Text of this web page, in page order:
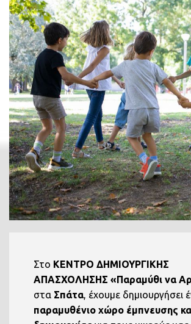
Στο ΚΕΝΤΡΟ ΔΗΜΙΟΥΡΓΙΚΗΣ
ΑΠΑΣΧΟΛΗΣΗΣ «Παραμύθι να
στα Σπάτα, έχουμε δημιουργήσει
παραμυθένιο χώρο έμπνευσης